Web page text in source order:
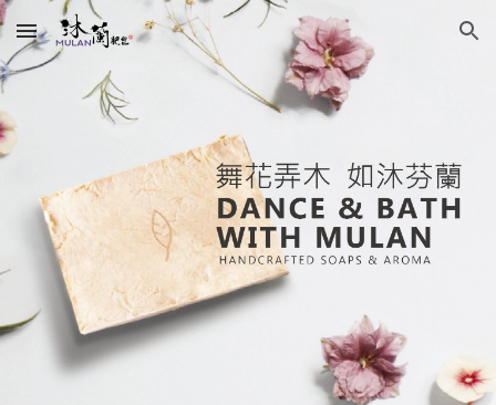
Skip to main content Skip to navigation